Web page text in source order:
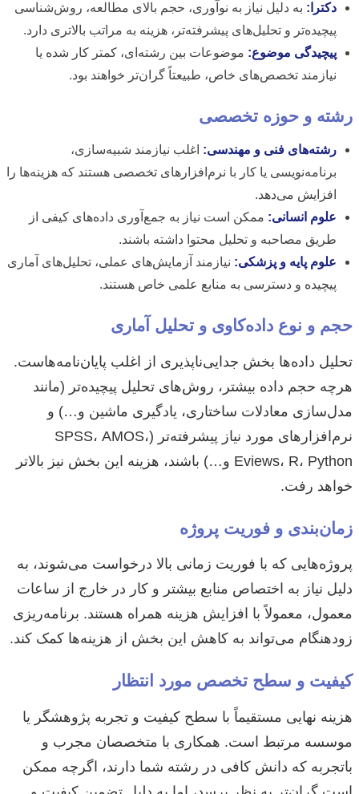
دکترا: به دلیل نیاز به نوآوری، حجم بالای مطالعه، روش‌شناسی
پیچیده‌تر و تحلیل‌های پیشرفته‌تر، هزینه به مراتب بالاتری دارد.
پیچیدگی موضوع: موضوعات بین رشته‌ای، کمتر کار شده یا
نیازمند تخصص‌های خاص، طبیعتاً گران‌تر خواهند بود.
رشته و حوزه تخصصی
رشته‌های فنی و مهندسی: اغلب نیازمند شبیه‌سازی،
برنامه‌نویسی یا کار با نرم‌افزارهای تخصصی هستند که هزینه‌ها را
افزایش می‌دهد.
علوم انسانی: ممکن است نیاز به جمع‌آوری داده‌های کیفی از
طریق مصاحبه و تحلیل محتوا داشته باشند.
علوم پایه و پزشکی: نیازمند آزمایش‌های عملی، تحلیل‌های آماری
پیچیده و دسترسی به منابع علمی خاص هستند.
حجم و نوع داده‌کاوی و تحلیل آماری
تحلیل داده‌ها بخش جدایی‌ناپذیری از اغلب پایان‌نامه‌هاست.
هرچه حجم داده بیشتر، روش‌های تحلیل پیچیده‌تر (مانند
مدل‌سازی معادلات ساختاری، یادگیری ماشین و…) و
نرم‌افزارهای مورد نیاز پیشرفته‌تر (SPSS، AMOS،
Eviews، R، Python و…) باشند، هزینه این بخش نیز بالاتر
خواهد رفت.
زمان‌بندی و فوریت پروژه
پروژه‌هایی که با فوریت زمانی بالا درخواست می‌شوند، به
دلیل نیاز به اختصاص منابع بیشتر و کار در خارج از ساعات
معمول، معمولاً با افزایش هزینه همراه هستند. برنامه‌ریزی
زودهنگام می‌تواند به کاهش این بخش از هزینه‌ها کمک کند.
کیفیت و سطح تخصص مورد انتظار
هزینه نهایی مستقیماً با سطح کیفیت و تجربه پژوهشگر یا
موسسه مرتبط است. همکاری با متخصصان مجرب و
باتجربه که دانش کافی در رشته شما دارند، اگرچه ممکن